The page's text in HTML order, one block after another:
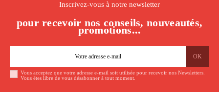
Inscrivez-vous à notre newsletter
pour recevoir nos conseils, nouveautés,
promotions...
Vous acceptez que votre adresse e-mail soit utilisée pour recevoir nos Newsletters.
Vous êtes libre de vous désabonner à tout moment.